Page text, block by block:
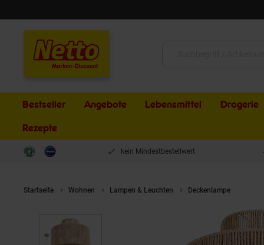
Bestseller Angebote Lebensmittel Drogerie
Rezepte
kein Mindestbestellwert
Startseite Wohnen Lampen & Leuchten Deckenlampe